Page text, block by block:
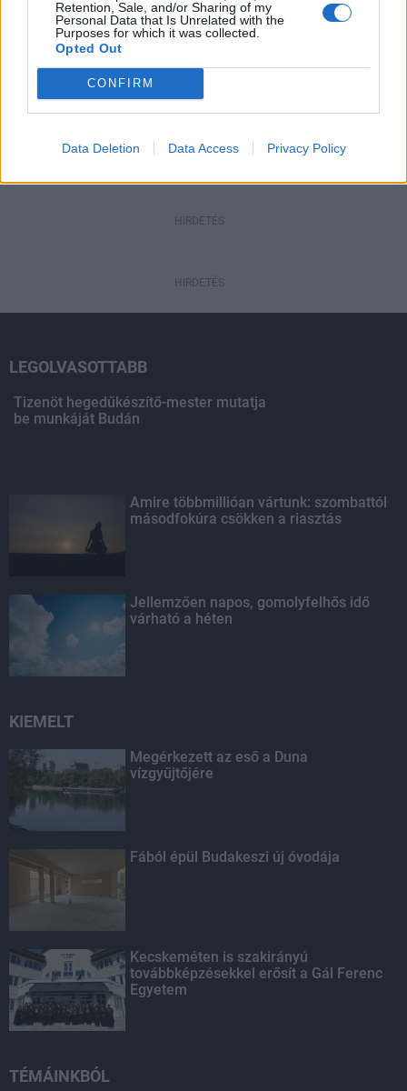
Retention, Sale, and/or Sharing of my
Personal Data that Is Unrelated with the
Purposes for which it was collected.
Opted Out
CONFIRM
Data Deletion Data Access Privacy Policy
Pest megye
HIRDETÉS
HIRDETÉS
LEGOLVASOTTABB
Tizenöt hegedűkészítő-mester mutatja
be munkáját Budán
Amire többmillióan vártunk: szombattól
másodfokúra csökken a riasztás
Jellemzően napos, gomolyfelhős idő
várható a héten
KIEMELT
Megérkezett az eső a Duna
vízgyűjtőjére
Fából épül Budakeszi új óvodája
Kecskeméten is szakirányú
továbbképzésekkel erősít a Gál Ferenc
Egyetem
TÉMÁINKBÓL